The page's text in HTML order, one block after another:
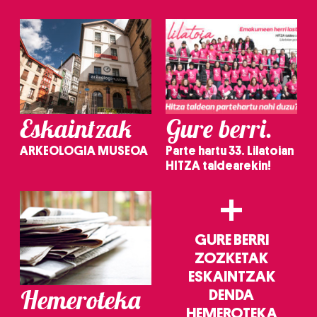
Eskaintzak
ARKEOLOGIA MUSEOA
Gure berri.
Parte hartu 33. Lilatoian
HITZA taldearekin!
Hemeroteka
+
GURE BERRI
ZOZKETAK
ESKAINTZAK
DENDA
HEMEROTEKA